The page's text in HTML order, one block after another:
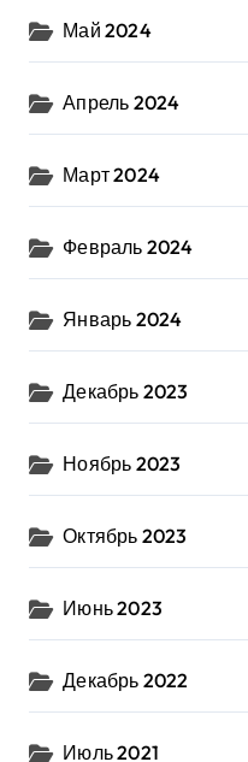
Май 2024
Апрель 2024
Март 2024
Февраль 2024
Январь 2024
Декабрь 2023
Ноябрь 2023
Октябрь 2023
Июнь 2023
Декабрь 2022
Июль 2021